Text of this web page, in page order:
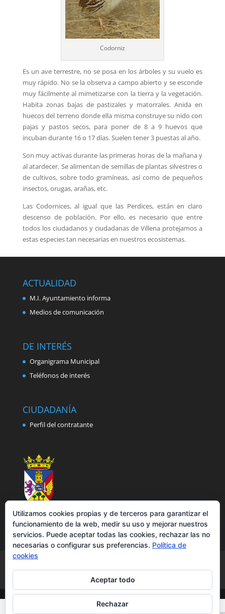
Codorniz
Es un ave terrestre, no se posa en los árboles y su vuelo es
muy rápido. No se la observa a campo abierto y se esconde
muy fácilmente al mimetizarse con la tierra y la vegetación.
Habita zonas bajas de pastizales y matorrales. Anida en
huecos del terreno donde ella misma construye su nido con
pajas y pastos secos, para poner de 8 a 9 huevos que
incuban durante 16 o 17 días. Suelen tener 3 puestas al año.
Son muy activas durante las primeras horas de la mañana y
al atardecer. Se alimentan de semillas de plantas silvestres o
de cultivos, sobre todo gramíneas, así como de pequeños
insectos, orugas, arañas, etc.
Las Codornices, al igual que las Perdices, están en claro
descenso de población. Por ello, es necesario que entre
todos los ciudadanos y ciudadanas de Villena protejamos a
estas especies tan necesarias en nuestros ecosistemas.
ACTUALIDAD
M.I. Ayuntamiento informa
Medios de comunicación
DE INTERÉS
Organigrama Municipal
Teléfonos de interés
CIUDADANÍA
Perfil del contratante
Política de cookies
Accesibilidad
Utilizamos cookies propias y de terceros para garantizar el
funcionamiento de la web, medir su uso y mejorar nuestros
servicios. Puede aceptar todas las cookies, rechazar las no
necesarias o configurar sus preferencias. Política de
cookies
Aceptar todo
Rechazar